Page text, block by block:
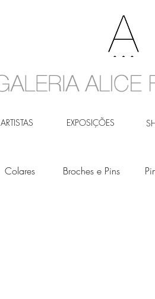
ARTISTAS EXPOSIÇÕES
Colares Broches e Pins